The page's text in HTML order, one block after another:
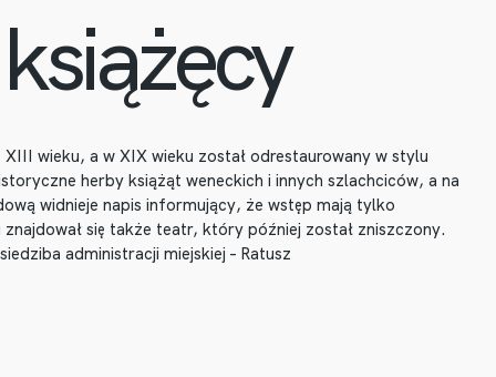
XIII wieku, a w XIX wieku został odrestaurowany w stylu
herby książąt weneckich i innych szlachciców, a na
widnieje napis informujący, że wstęp mają tylko
się także teatr, który później został zniszczony.
administracji miejskiej – Ratusz